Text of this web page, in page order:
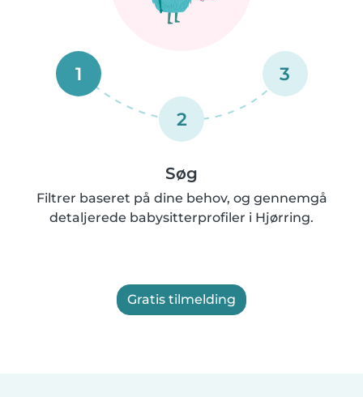
1
2
3
Søg
Filtrer baseret på dine behov, og gennemgå
detaljerede babysitterprofiler i Hjørring.
Gratis tilmelding